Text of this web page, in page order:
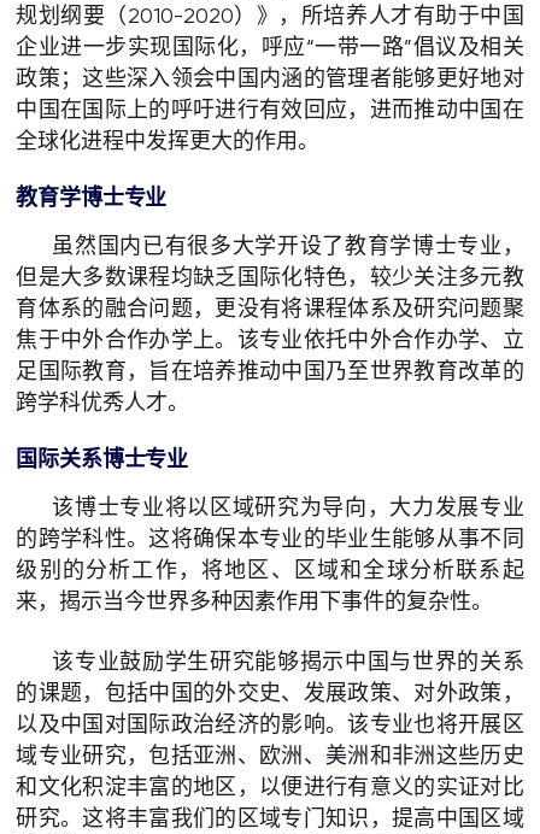
规划纲要（2010-2020）》，所培养人才有助于中国
企业进一步实现国际化，呼应“一带一路”倡议及相关
政策；这些深入领会中国内涵的管理者能够更好地对
中国在国际上的呼吁进行有效回应，进而推动中国在
全球化进程中发挥更大的作用。
教育学博士专业
虽然国内已有很多大学开设了教育学博士专业，
但是大多数课程均缺乏国际化特色，较少关注多元教
育体系的融合问题，更没有将课程体系及研究问题聚
焦于中外合作办学上。该专业依托中外合作办学、立
足国际教育，旨在培养推动中国乃至世界教育改革的
跨学科优秀人才。
国际关系博士专业
该博士专业将以区域研究为导向，大力发展专业
的跨学科性。这将确保本专业的毕业生能够从事不同
级别的分析工作，将地区、区域和全球分析联系起
来，揭示当今世界多种因素作用下事件的复杂性。
该专业鼓励学生研究能够揭示中国与世界的关系
的课题，包括中国的外交史、发展政策、对外政策，
以及中国对国际政治经济的影响。该专业也将开展区
域专业研究，包括亚洲、欧洲、美洲和非洲这些历史
和文化积淀丰富的地区，以便进行有意义的实证对比
研究。这将丰富我们的区域专门知识，提高中国区域